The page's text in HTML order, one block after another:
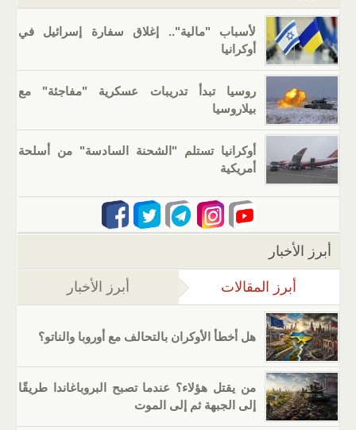
لأسباب "مالية".. إغلاق سفارة إسرائيل في
أوكرانيا
روسيا تبدأ تدريبات عسكرية "مفاجئة" مع
بيلاروسيا
أوكرانيا تستلم "الشحنة السادسة" من أسلحة
أمريكية
أبرز الأخبار
أبرز المقالات (علامة التبويب النشطة)
أبرز الأخبار
هل أخطأ الأوكران بالتحالف مع أوروبا والناتو؟
من يقتل هؤلاء؟ عندما تصبح البروباغاندا طريقًا
إلى الجبهة ثم إلى الموت